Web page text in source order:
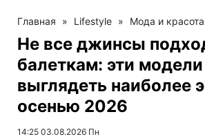
Главная » Lifestyle » Мода и красота
Не все джинсы
балеткам: эти
выглядеть наиболее
осенью 2026
14:25 03.08.2026 Пн